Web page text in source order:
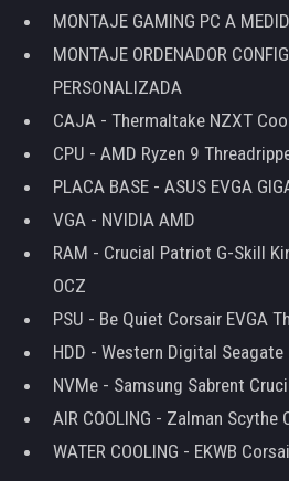
MONTAJE GAMING PC A
MONTAJE ORDENADOR
PERSONALIZADA
CAJA - Thermaltake NZXT
CPU - AMD Ryzen 9
PLACA BASE - ASUS EVGA
VGA - NVIDIA AMD
RAM - Crucial Patriot G-Skill
OCZ
PSU - Be Quiet Corsair EVGA
HDD - Western Digital Seagate
NVMe - Samsung Sabrent
AIR COOLING - Zalman Scythe
WATER COOLING - EKWB